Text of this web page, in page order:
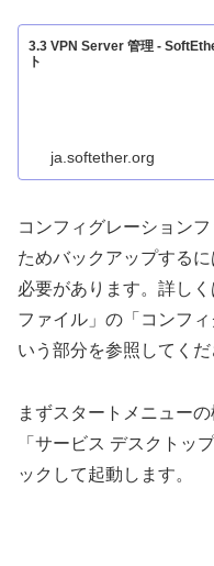
3.3 VPN Server 管理 -
ト
ja.softether.org
コンフィグレーション
ためバックアップする
必要があります。詳し
ファイル」の「コンフ
いう部分を参照してくだ
まずスタートメニュー
「サービス デスクトッ
ックして起動します。